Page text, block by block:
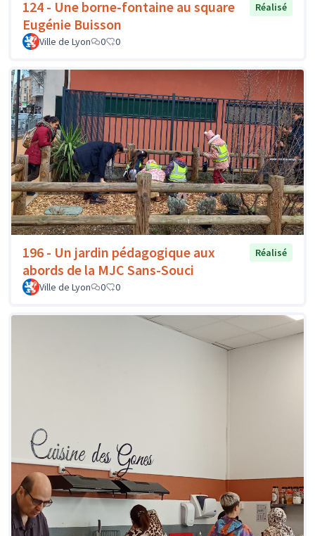
124 - Une borne-fontaine au square
Eugénie Buisson
Réalisé
Ville de Lyon 0 0
196 - Un jardin pédagogique aux
abords de la MJC Sans-Souci
Réalisé
Ville de Lyon 0 0